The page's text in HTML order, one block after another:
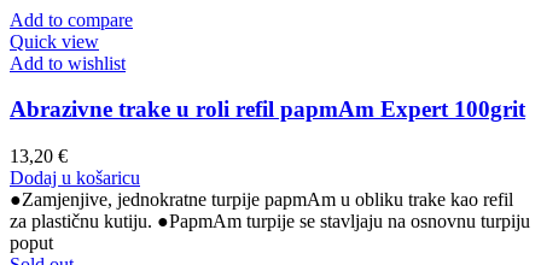
Add to compare
Quick view
Add to wishlist
Abrazivne trake u roli refil papmAm Expert 100grit
13,20 €
Dodaj u košaricu
●Zamjenjive, jednokratne turpije papmAm u obliku trake kao refil
za plastičnu kutiju. ●PapmAm turpije se stavljaju na osnovnu turpiju
poput